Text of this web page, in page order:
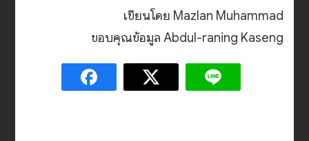
เขียนโดย Mazlan Muhammad
ขอบคุณข้อมูล Abdul-raning Kaseng